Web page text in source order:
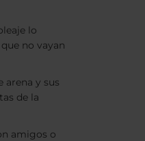
lo
no vayan
arena y sus
de la
amigos o